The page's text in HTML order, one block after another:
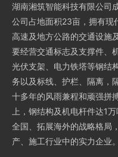
湖南湘筑智能科技有限公司
公司占地面积23亩，拥有现
高速及地方公路的交通设施
要经营交通标志及支撑件、
光伏支架、电力铁塔等钢结
务以及标线、护栏、隔离，
十多年的风雨兼程和顽强拼
上，钢结构及机电杆件达1
全国、拓展海外的战略格局
产、施工行业中的实力企业。